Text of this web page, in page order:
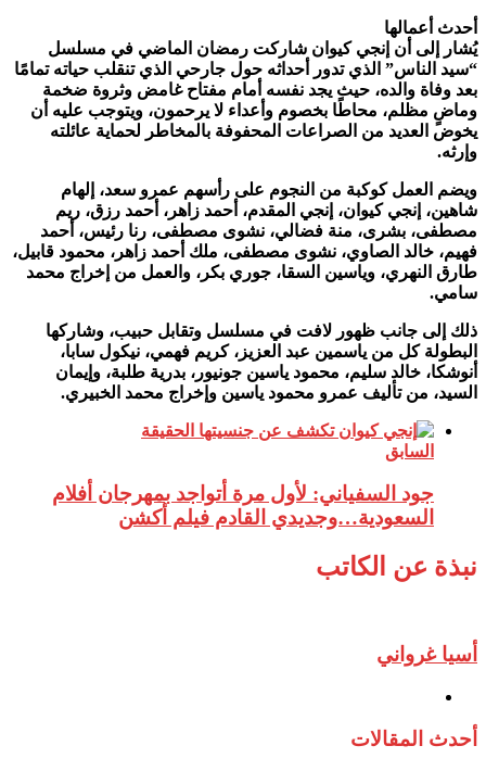
أحدث أعمالها
يُشار إلى أن إنجي كيوان شاركت رمضان الماضي في مسلسل
“سيد الناس” الذي تدور أحداثه حول جارحي الذي تنقلب حياته تمامًا
بعد وفاة والده، حيث يجد نفسه أمام مفتاح غامض وثروة ضخمة
وماضٍ مظلم، محاطًا بخصوم وأعداء لا يرحمون، ويتوجب عليه أن
يخوض العديد من الصراعات المحفوفة بالمخاطر لحماية عائلته
وإرثه.
ويضم العمل كوكبة من النجوم على رأسهم عمرو سعد، إلهام
شاهين، إنجي كيوان، إنجي المقدم، أحمد زاهر، أحمد رزق، ريم
مصطفى، بشرى، منة فضالي، نشوى مصطفى، رنا رئيس، أحمد
فهيم، خالد الصاوي، نشوى مصطفى، ملك أحمد زاهر، محمود قابيل،
طارق النهري، وياسين السقا، جوري بكر، والعمل من إخراج محمد
سامي.
ذلك إلى جانب ظهور لافت في مسلسل وتقابل حبيب، وشاركها
البطولة كل من ياسمين عبد العزيز، كريم فهمي، نيكول سابا،
أنوشكا، خالد سليم، محمود ياسين جونيور، بدرية طلبة، وإيمان
السيد، من تأليف عمرو محمود ياسين وإخراج محمد الخبيري.
السابق
جود السفياني: لأول مرة أتواجد بمهرجان أفلام
السعودية…وجديدي القادم فيلم أكشن
نبذة عن الكاتب
أسيا غرواني
أحدث المقالات